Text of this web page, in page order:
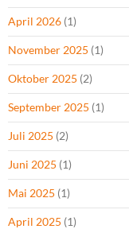
April 2026 (1)
November 2025 (1)
Oktober 2025 (2)
September 2025 (1)
Juli 2025 (2)
Juni 2025 (1)
Mai 2025 (1)
April 2025 (1)